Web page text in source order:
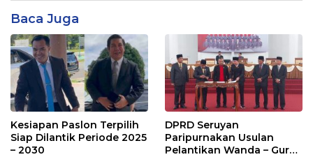
Baca Juga
Kesiapan Paslon Terpilih
Siap Dilantik Periode 2025
– 2030
DPRD Seruyan
Paripurnakan Usulan
Pelantikan Wanda – Guru